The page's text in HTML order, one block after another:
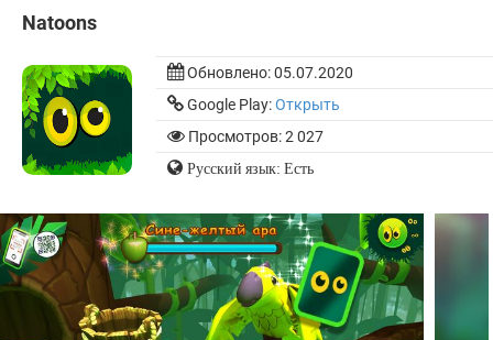
Natoons
Обновлено:05.07.2020
Google Play:Открыть
Просмотров: 2 027
Русский язык: Есть